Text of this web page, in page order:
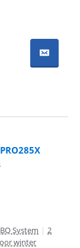
System | 2
winter